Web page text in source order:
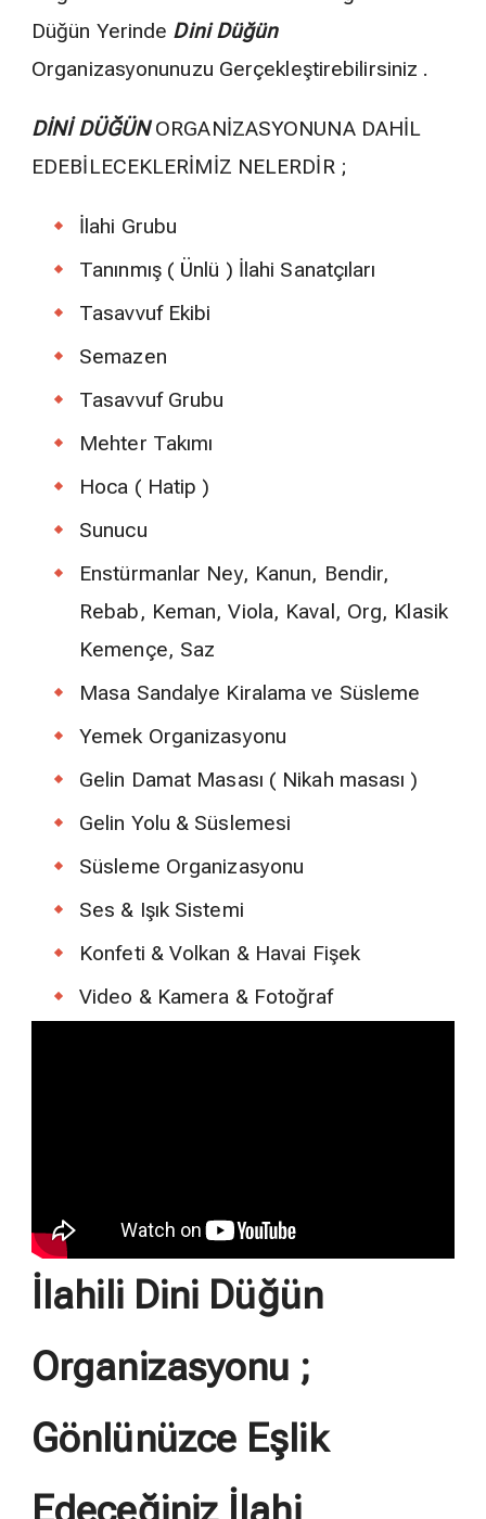
Düğün Yerinde Dini Düğün
Organizasyonunuzu Gerçekleştirebilirsiniz .
DİNİ DÜĞÜNORGANİZASYONUNA DAHİL
EDEBİLECEKLERİMİZ NELERDİR ;
İlahi Grubu
Tanınmış ( Ünlü ) İlahi Sanatçıları
Tasavvuf Ekibi
Semazen
Tasavvuf Grubu
Mehter Takımı
Hoca ( Hatip )
Sunucu
Enstürmanlar Ney, Kanun, Bendir,
Rebab, Keman, Viola, Kaval, Org, Klasik
Kemençe, Saz
Masa Sandalye Kiralama ve Süsleme
Yemek Organizasyonu
Gelin Damat Masası ( Nikah masası )
Gelin Yolu & Süslemesi
Süsleme Organizasyonu
Ses & Işık Sistemi
Konfeti & Volkan & Havai Fişek
Video & Kamera & Fotoğraf
İlahili Dini Düğün
Organizasyonu ;
Gönlünüzce Eşlik